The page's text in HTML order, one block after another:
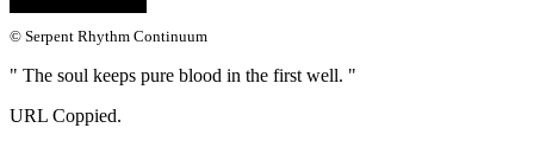
© Serpent Rhythm Continuum
" The soul keeps pure blood in the first well. "
URL Coppied.